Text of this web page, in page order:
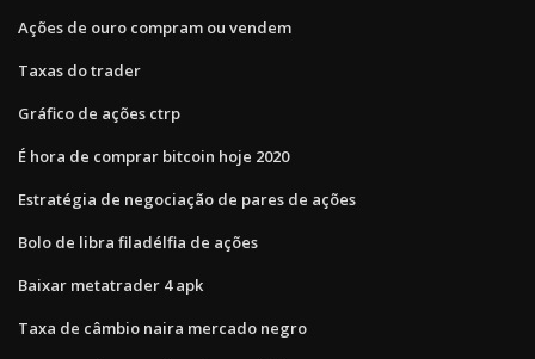
Ações de ouro compram ou vendem
Taxas do trader
Gráfico de ações ctrp
É hora de comprar bitcoin hoje 2020
Estratégia de negociação de pares de ações
Bolo de libra filadélfia de ações
Baixar metatrader 4 apk
Taxa de câmbio naira mercado negro